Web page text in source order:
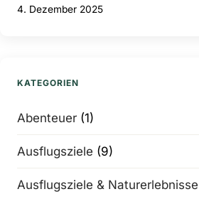
4. Dezember 2025
KATEGORIEN
Abenteuer (1)
Ausflugsziele (9)
Ausflugsziele & Naturerlebnisse